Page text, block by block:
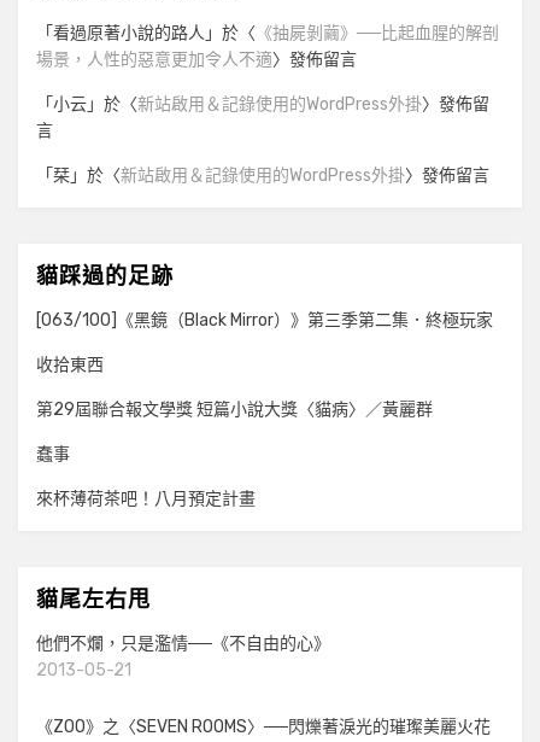
「看過原著小說的路人 」於〈 《抽屍剝繭》──比起血腥的解剖
場景，人性的惡意更加令人不適〉發佈留言
「小云」於〈新站啟用＆記錄使用的WordPress外掛〉發佈留
言
「栞」於〈新站啟用＆記錄使用的WordPress外掛〉發佈留言
貓踩過的足跡
[063/100]《黑鏡（Black Mirror）》第三季第二集．終極玩家
收拾東西
第29屆聯合報文學獎 短篇小說大獎〈貓病〉／黃麗群
蠢事
來杯薄荷茶吧！八月預定計畫
貓尾左右甩
他們不爛，只是濫情──《不自由的心》
2013-05-21
《ZOO》之〈SEVEN ROOMS〉──閃爍著淚光的璀璨美麗火花